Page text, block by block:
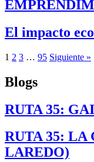
El impacto
1 2 3 … 95 Siguiente »
Blogs
RUTA 35:
RUTA 35: LA
LAREDO)